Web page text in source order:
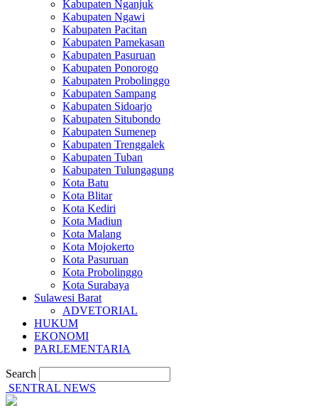
Kabupaten Nganjuk
Kabupaten Ngawi
Kabupaten Pacitan
Kabupaten Pamekasan
Kabupaten Pasuruan
Kabupaten Ponorogo
Kabupaten Probolinggo
Kabupaten Sampang
Kabupaten Sidoarjo
Kabupaten Situbondo
Kabupaten Sumenep
Kabupaten Trenggalek
Kabupaten Tuban
Kabupaten Tulungagung
Kota Batu
Kota Blitar
Kota Kediri
Kota Madiun
Kota Malang
Kota Mojokerto
Kota Pasuruan
Kota Probolinggo
Kota Surabaya
Sulawesi Barat
ADVETORIAL
HUKUM
EKONOMI
PARLEMENTARIA
Search
SENTRAL NEWS